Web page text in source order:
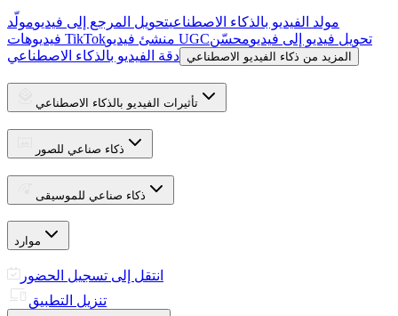
مولد الفيديو بالذكاء الاصطناعيتحويل المرجع إلى فيديومولّد
فيديوهات TikTok
منشئ فيديو UGC تحويل فيديو إلى فيديومحسّن
دقة الفيديو بالذكاء الاصطناعي المزيد من ذكاء الفيديو الاصطناعي
تأثيرات الفيديو بالذكاء الاصطناعي
ذكاء صناعي للصور
ذكاء صناعي للموسيقى
موارد
انتقل إلى تسجيل الحضور
تنزيل التطبيق